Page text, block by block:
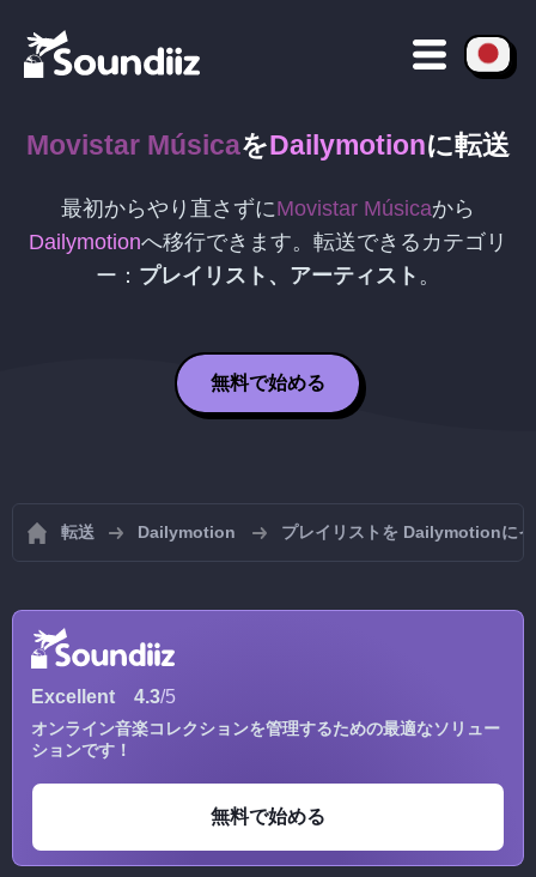
Movistar MúsicaをDailymotionに転送
最初からやり直さずにMovistar Músicaから
Dailymotionへ移行できます。転送できるカテゴリ
ー： プレイリスト、アーティスト 。
無料で始める
転送 Dailymotion プレイリストを Dailymotionに
Excellent 4.3/5
オンライン音楽コレクションを管理するための最適なソリュー
ションです！
無料で始める